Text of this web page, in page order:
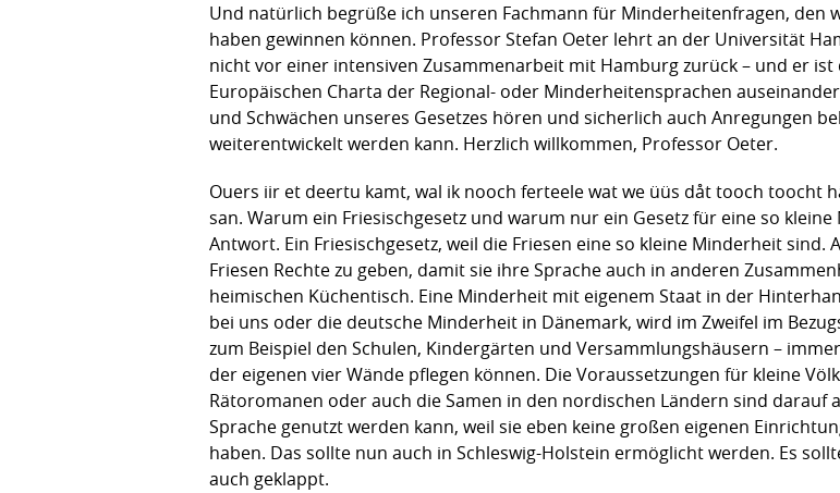
Und natürlich begrüße ich unseren Fachmann für Minderheitenfragen, den
haben gewinnen können. Professor Stefan Oeter lehrt an der Universität
nicht vor einer intensiven Zusammenarbeit mit Hamburg zurück – und er
Europäischen Charta der Regional- oder Minderheitensprachen
und Schwächen unseres Gesetzes hören und sicherlich auch Anregungen
weiterentwickelt werden kann. Herzlich willkommen, Professor Oeter.
Ouers iir et deertu kamt, wal ik nooch ferteele wat we üüs dåt tooch toocht
san. Warum ein Friesischgesetz und warum nur ein Gesetz für eine so
Antwort. Ein Friesischgesetz, weil die Friesen eine so kleine Minderheit
Friesen Rechte zu geben, damit sie ihre Sprache auch in anderen
heimischen Küchentisch. Eine Minderheit mit eigenem Staat in der
bei uns oder die deutsche Minderheit in Dänemark, wird im Zweifel im
zum Beispiel den Schulen, Kindergärten und Versammlungshäusern –
der eigenen vier Wände pflegen können. Die Voraussetzungen für kleine
Rätoromanen oder auch die Samen in den nordischen Ländern sind darauf
Sprache genutzt werden kann, weil sie eben keine großen eigenen
haben. Das sollte nun auch in Schleswig-Holstein ermöglicht werden. Es
auch geklappt.